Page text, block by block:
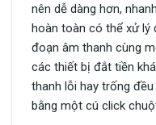
nên dễ dàng hơn,
hoàn toàn có thể xử lý
đoạn âm thanh cùng
các thiết bị đắt tiền
thanh lỗi hay trống
bằng một cú click